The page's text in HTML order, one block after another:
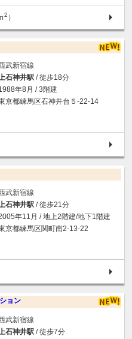
2 ）
武新宿線
石神井駅 / 徒歩18分
年8月 / 3階建
京都練馬区石神井台５-22-14
武新宿線
石神井駅 / 徒歩21分
年11月 / 地上2階建/地下1階建
京都練馬区関町南2-13-22
ョン
武新宿線
石神井駅 / 徒歩7分